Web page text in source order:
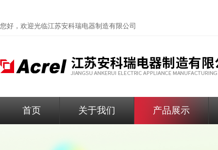
您好，欢迎光临江苏安科瑞电器制造有限公司
首页 关于我们 产品展示